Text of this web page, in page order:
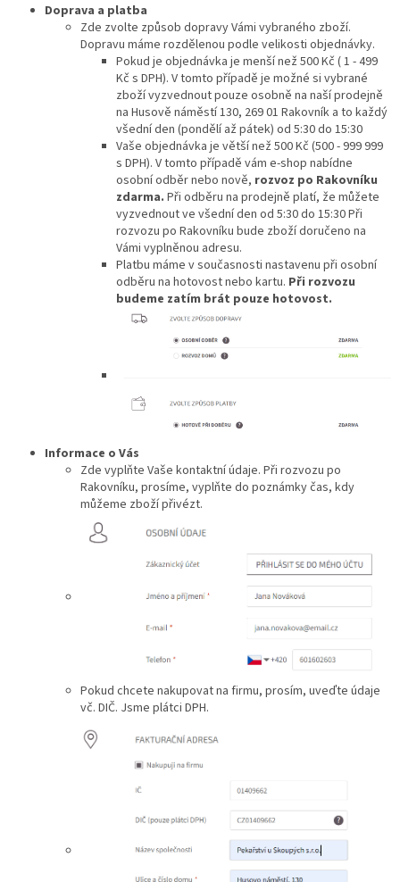
Doprava a platba
Zde zvolte způsob dopravy Vámi vybraného zboží.
Dopravu máme rozdělenou podle velikosti objednávky.
Pokud je objednávka je menší než 500 Kč ( 1 - 499
Kč s DPH). V tomto případě je možné si vybrané
zboží vyzvednout pouze osobně na naší prodejně
na Husově náměstí 130, 269 01 Rakovník a to každý
všední den (pondělí až pátek) od 5:30 do 15:30
Vaše objednávka je větší než 500 Kč (500 - 999 999
s DPH). V tomto případě vám e-shop nabídne
osobní odběr nebo nově, rozvoz po Rakovníku
zdarma. Při odběru na prodejně platí, že můžete
vyzvednout ve všední den od 5:30 do 15:30 Při
rozvozu po Rakovníku bude zboží doručeno na
Vámi vyplněnou adresu.
Platbu máme v současnosti nastavenu při osobní
odběru na hotovost nebo kartu. Při rozvozu
budeme zatím brát pouze hotovost.
Informace o Vás
Zde vyplňte Vaše kontaktní údaje. Při rozvozu po
Rakovníku, prosíme, vyplňte do poznámky čas, kdy
můžeme zboží přivézt.
Pokud chcete nakupovat na firmu, prosím, uveďte údaje
vč. DIČ. Jsme plátci DPH.